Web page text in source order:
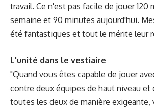
travail. Ce n'est pas facile de jouer 120
semaine et 90 minutes aujourd'hui.
été fantastiques et tout le mérite leur
L'unité dans le vestiaire
"Quand vous êtes capable de jouer
contre deux équipes de haut niveau et
toutes les deux de manière exigeante,